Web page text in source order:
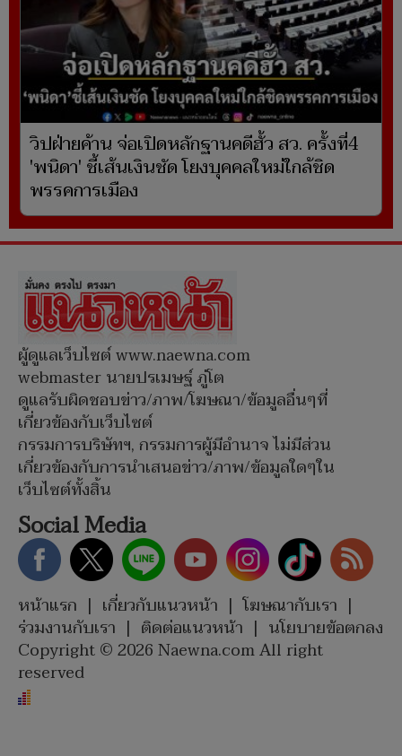
วิปฝ่ายค้าน จ่อเปิดหลักฐานคดีฮั้ว สว. ครั้งที่4
'พนิดา' ชี้เส้นเงินชัด โยงบุคคลใหม่ใกล้ชิด
พรรคการเมือง
ผู้ดูแลเว็บไซต์ www.naewna.com
webmaster นายปรเมษฐ์ ภู่โต
ดูแลรับผิดชอบข่าว/ภาพ/โฆษณา/ข้อมูลอื่นๆที่
เกี่ยวข้องกับเว็บไซต์
กรรมการบริษัทฯ, กรรมการผู้มีอำนาจ ไม่มีส่วน
เกี่ยวข้องกับการนำเสนอข่าว/ภาพ/ข้อมูลใดๆใน
เว็บไซต์ทั้งสิ้น
Social Media
หน้าแรก | เกี่ยวกับแนวหน้า | โฆษณากับเรา |
ร่วมงานกับเรา | ติดต่อแนวหน้า | นโยบายข้อตกลง
Copyright © 2026 Naewna.com All right
reserved